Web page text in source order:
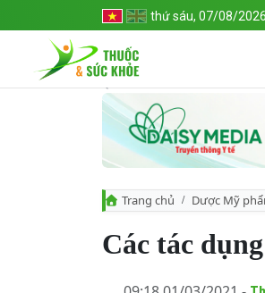
thứ sáu, 07/08/
Trang chủ Dược Mỹ
Các tác